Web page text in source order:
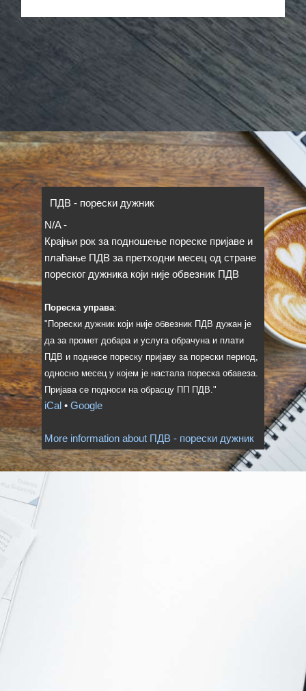
ПДВ - порески дужник
N/A-
Крајњи рок за подношење пореске пријаве и
плаћање ПДВ за претходни месец од стране
пореског дужника који није обвезник ПДВ
Пореска управа:
"Порески дужник који није обвезник ПДВ дужан је
да за промет добара и услуга обрачуна и плати
ПДВ и поднесе пореску пријаву за порески период,
односно месец у којем је настала пореска обавеза.
Пријава се подноси на обрасцу ПП ПДВ."
iCal • Google
More information about ПДВ - порески дужник